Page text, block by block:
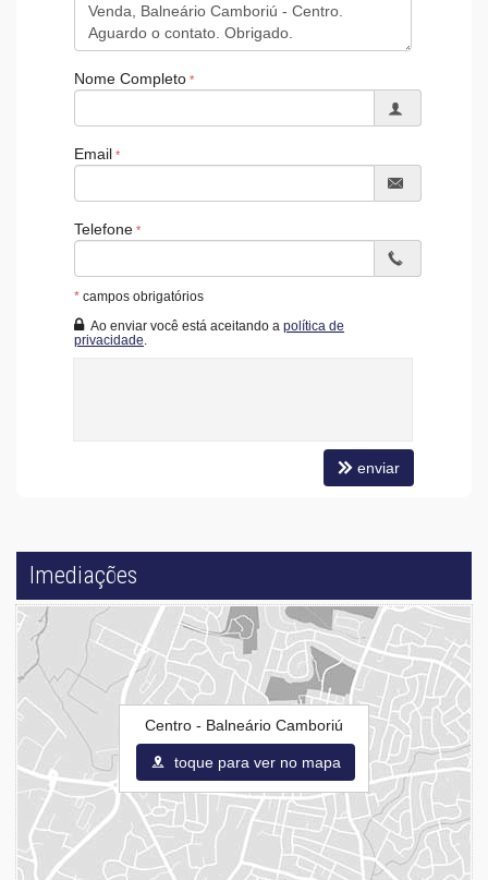
Entrada para Banhistas
Hall Decorado e Mobiliado
Nome Completo
Email
Telefone
* campos obrigatórios
Ao enviar você está aceitando a política de
privacidade
enviar
Imediações
Centro - Balneário Camboriú
toque para ver no mapa